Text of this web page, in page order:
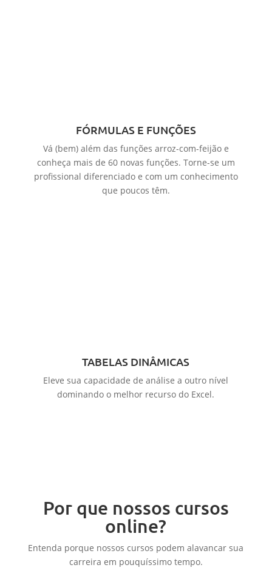
FÓRMULAS E FUNÇÕES
Vá (bem) além das funções arroz-com-feijão e
conheça mais de 60 novas funções. Torne-se um
profissional diferenciado e com um conhecimento
que poucos têm.
TABELAS DINÂMICAS
Eleve sua capacidade de análise a outro nível
dominando o melhor recurso do Excel.
Por que nossos cursos
online?
Entenda porque nossos cursos podem alavancar sua
carreira em pouquíssimo tempo.